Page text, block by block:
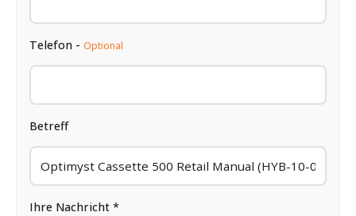
Telefon - Optional
Betreff
Ihre Nachricht *